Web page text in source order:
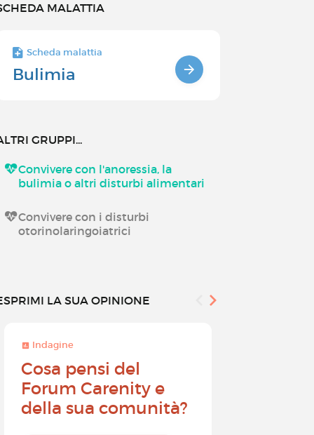
MALATTIA
Scheda malattia
Bulimia
GRUPPI...
Convivere con l'anoressia, la
bulimia o altri disturbi alimentari
Convivere con i disturbi
otorinolaringoiatrici
LA SUA OPINIONE
Indagine
Cosa pensi del
Forum Carenity e
della sua comunità?